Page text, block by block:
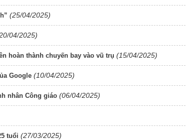
(25/04/2025)
04/2025)
hoàn thành chuyến bay vào vũ trụ (15/04/2025)
Google (10/04/2025)
nhân Công giáo (06/04/2025)
tuổi (27/03/2025)